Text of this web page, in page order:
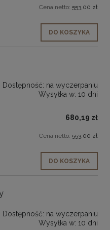
Cena netto: 553,00 zł
DO KOSZYKA
Dostępność: na wyczerpaniu
Wysyłka w: 10 dni
680,19 zł
Cena netto: 553,00 zł
DO KOSZYKA
Dostępność: na wyczerpaniu
Wysyłka w: 10 dni